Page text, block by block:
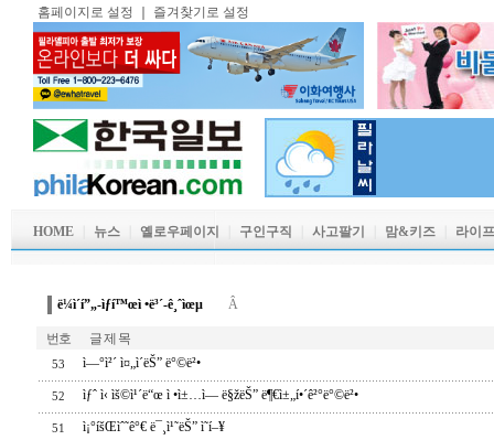
홈페이지로 설정 즐겨찾기로 설정
HOME 뉴스 옐로우페이지 구인구직 사고팔기 맘&키즈 라이
ë¼ì´í”„-ìƒí™œì •ë³´-ê¸ˆìœµ Â
번호 글 제 목
53 ì—°ì²´ ì¤„ì´ëŠ” ë°©ë²•
52 ìƒˆ ì‹ ìš©ì¹´ë“œ ì •ì±…ì— ë§žëŠ” ë¶€ì±„í•´ê²°ë°©ë²•
51 ì¡°íšŒìˆ˜ê°€ ë¯¸ì¹˜ëŠ” ì˜í–¥